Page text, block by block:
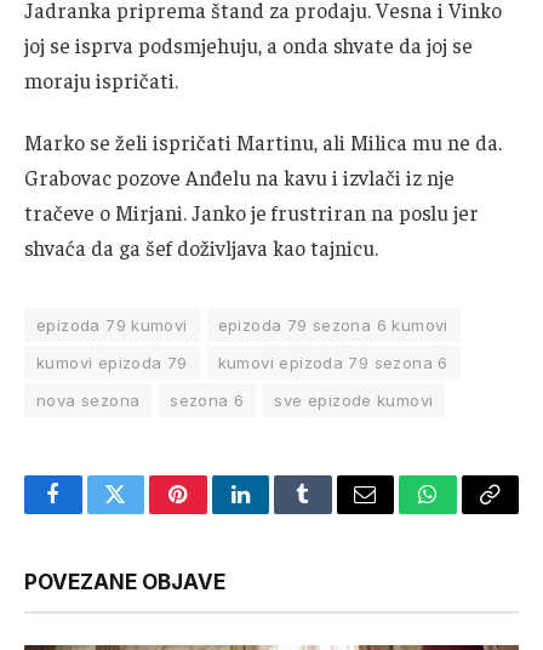
Jadranka priprema štand za prodaju. Vesna i Vinko
joj se isprva podsmjehuju, a onda shvate da joj se
moraju ispričati.
Marko se želi ispričati Martinu, ali Milica mu ne da.
Grabovac pozove Anđelu na kavu i izvlači iz nje
tračeve o Mirjani. Janko je frustriran na poslu jer
shvaća da ga šef doživljava kao tajnicu.
epizoda 79 kumovi
epizoda 79 sezona 6 kumovi
kumovi epizoda 79
kumovi epizoda 79 sezona 6
nova sezona
sezona 6 sve epizode kumovi
FacebookTwitterPinterestLinkedInTumblrEmail WhatsApp
Copy
POVEZANE OBJAVE